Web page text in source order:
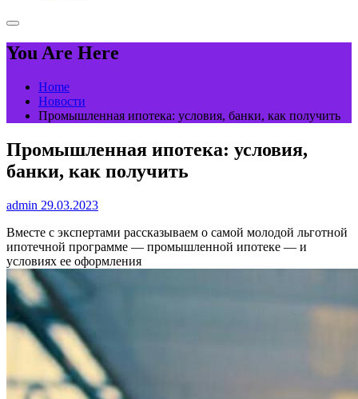
You Are Here
Home
Новости
Промышленная ипотека: условия, банки, как получить
Промышленная ипотека: условия,
банки, как получить
admin 29.03.2023
Вместе с экспертами рассказываем о самой молодой льготной
ипотечной программе — промышленной ипотеке — и
условиях ее оформления